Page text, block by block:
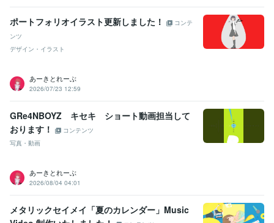
ポートフォリオイラスト更新しました！
コンテ
ンツ
デザイン・イラスト
あーきとれーぶ
2026/07/23 12:59
GRe4NBOYZ キセキ ショート動画担当して
おります！
コンテンツ
写真・動画
あーきとれーぶ
2026/08/04 04:01
メタリックセイメイ「夏のカレンダー」Music